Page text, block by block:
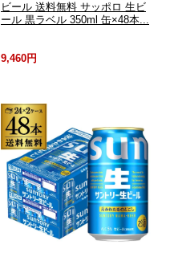
ビール 送料無料 サッポロ 生ビ
ール 黒ラベル 350ml 缶×48本...
9,460円